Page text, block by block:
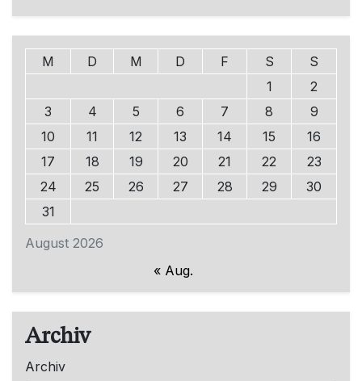
August 2026
M D M D F S
S
1
2
3
4 5 6 7 8
9
10
11 12 13 14 15
16
17
18 19 20 21 22
23
24
25 26 27 28 29
30
31
« Aug.
Archiv
Archiv